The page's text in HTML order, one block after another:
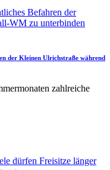
der Kleinen Ulrichstraße während
zahlreiche